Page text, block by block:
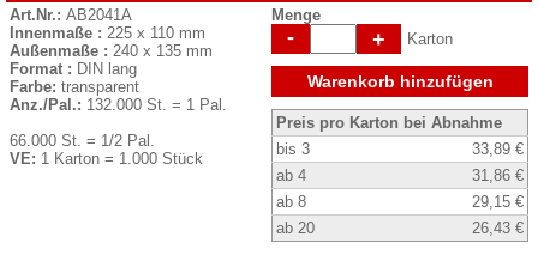
Art.Nr.: AB2041A
Innenmaße : 225 x 110 mm
Außenmaße : 240 x 135 mm
Format : DIN lang
Farbe: transparent
Anz./Pal.: 132.000 St. = 1 Pal.
66.000 St. = 1/2 Pal.
VE: 1 Karton = 1.000 Stück
Menge
- + Karton
Warenkorb hinzufügen
Preis pro Karton bei Abnahme
bis 3
33,89 €
ab 4
31,86 €
ab 8
29,15 €
ab 20
26,43 €